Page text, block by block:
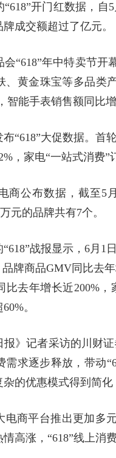
开门红数据，自
成交额超过了亿元。
会“618”年中特卖节
、黄金珠宝等多品类
智能手表销售额同比
“618”大促数据。首
，家电“一站式消费”
商公布数据，截至5
元的品牌共有7个。
战报显示，6月1
牌商品GMV同比去
比去年增长近200%
。
》记者采访的川财
需求逐步释放，带动
的优惠模式得到简
电商平台推出更加多
高涨，“618”线上消